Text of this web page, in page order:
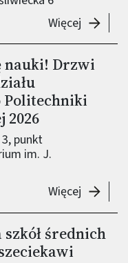
Więcej
nauki! Drzwi
Politechniki
2026
punkt
im. J.
Więcej Odkryj
średnich